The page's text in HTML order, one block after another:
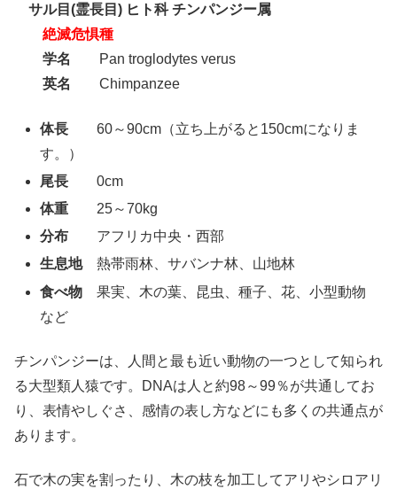
サル目(霊長目) ヒト科 チンパンジー属
絶滅危惧種
学名
Pan troglodytes verus
英名 Chimpanzee
体長 60～90cm（立ち上がると150cmになりま
す。）
尾長 0cm
体重 25～70kg
分布 アフリカ中央・西部
生息地熱帯雨林、サバンナ林、山地林
食べ物果実、木の葉、昆虫、種子、花、小型動物
など
チンパンジーは、人間と最も近い動物の一つとして知られ
る大型類人猿です。DNAは人と約98～99％が共通してお
り、表情やしぐさ、感情の表し方などにも多くの共通点が
あります。
石で木の実を割ったり、木の枝を加工してアリやシロアリ